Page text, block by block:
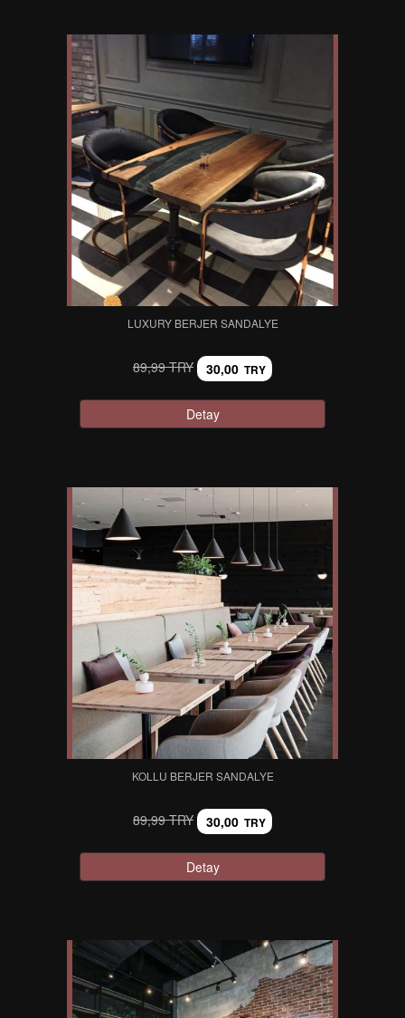
LUXURY BERJER SANDALYE
89,99 TRY 30,00 TRY
Detay
KOLLU BERJER SANDALYE
89,99 TRY 30,00 TRY
Detay